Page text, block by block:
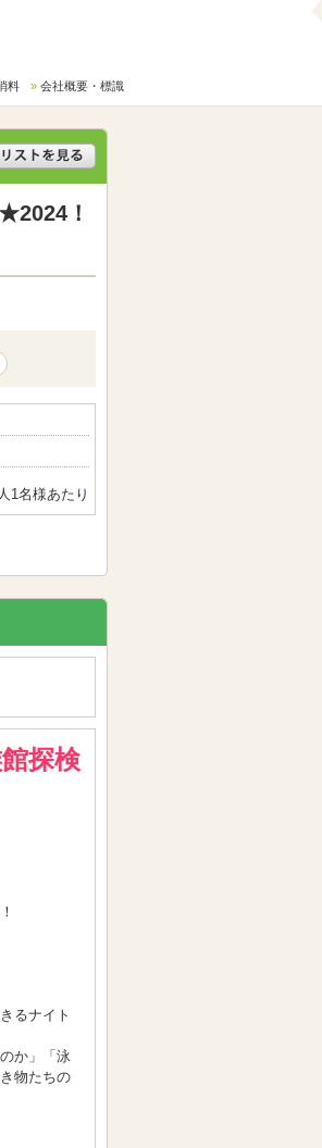
料 会社概要・標識
！
1名様あたり
探検
るナイト
か」「泳
物たちの